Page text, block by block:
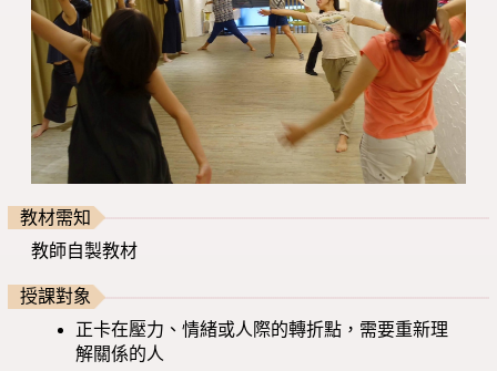
教材需知
教師自製教材
授課對象
正卡在壓力、情緒或人際的轉折點，需要重新理
解關係的人